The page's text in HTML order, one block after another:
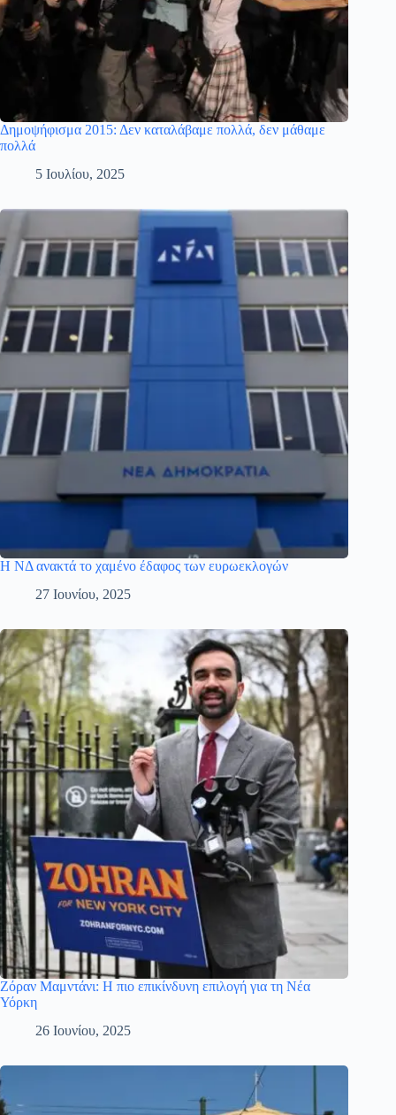
Δημοψήφισμα 2015: Δεν καταλάβαμε πολλά, δεν μάθαμε
πολλά
5 Ιουλίου, 2025
Η ΝΔ ανακτά το χαμένο έδαφος των ευρωεκλογών
27 Ιουνίου, 2025
Ζόραν Μαμντάνι: Η πιο επικίνδυνη επιλογή για τη Νέα
Υόρκη
26 Ιουνίου, 2025